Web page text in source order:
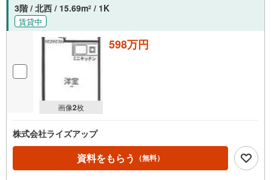
3階 / 北西 / 15.69m2 / 1K
賃貸中
画像2枚
598万円
株式会社ライズアップ
資料をもらう （無料）